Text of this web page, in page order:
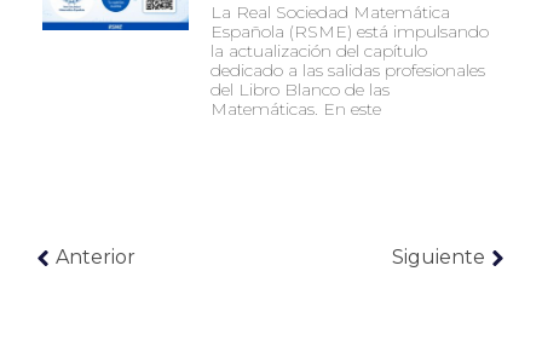
La Real Sociedad Matemática
Española (RSME) está impulsando
la actualización del capítulo
dedicado a las salidas profesionales
del Libro Blanco de las
Matemáticas. En este
Anterior Siguiente